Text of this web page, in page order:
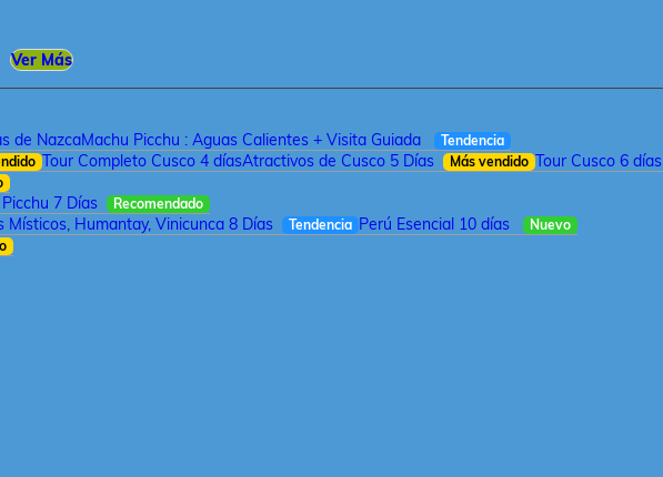
Ver Más
de NazcaMachu Picchu : Aguas Calientes + Visita Guiada Tendencia
Tour Completo Cusco 4 díasAtractivos de Cusco 5 Días Más vendido Tour Cusco 6 días
7 Días Recomendado
Místicos, Humantay, Vinicunca 8 Días Tendencia Perú Esencial 10 días Nuevo